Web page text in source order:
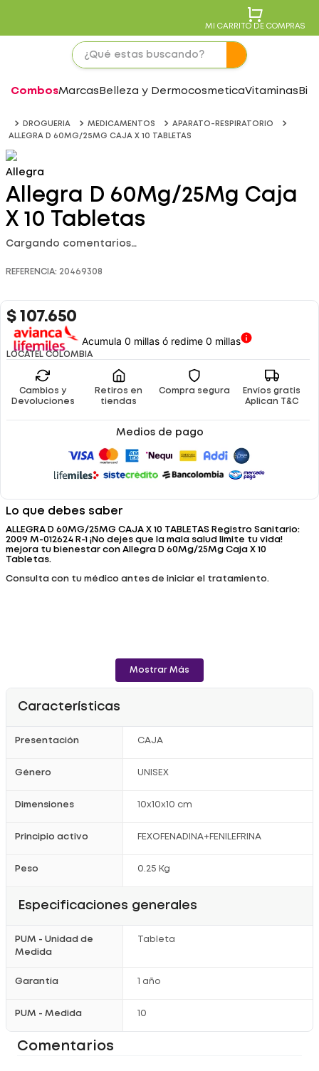
MI CARRITO DE COMPRAS
CombosMarcas Belleza y DermocosmeticaVitaminas
DROGUERIA MEDICAMENTOS
APARATO-RESPIRATORIO
ALLEGRA D 60MG/25MG CAJA X 10 TABLETAS
Allegra
Allegra D 60Mg/25Mg Caja
X 10 Tabletas
Cargando comentarios…
REFERENCIA: 20469308
$ 107.650
Acumula 0 millas ó redime 0 millas
LOCATEL COLOMBIA
Cambios y
Devoluciones
Retiros en
tiendas
Compra segura
Envíos gratis
Aplican T&C
Medios de pago
Lo que debes saber
ALLEGRA D 60MG/25MG CAJA X 10 TABLETAS Registro Sanitario:
2009 M-012624 R-1 ¡No dejes que la mala salud limite tu vida!
mejora tu bienestar con Allegra D 60Mg/25Mg Caja X 10
Tabletas.
Consulta con tu médico antes de iniciar el tratamiento.
Mostrar Más
Características
Presentación CAJA
Género UNISEX
Dimensiones 10x10x10 cm
Principio activo FEXOFENADINA+FENILEFRINA
Peso 0.25 Kg
Especificaciones generales
PUM - Unidad de
Medida
Tableta
Garantía 1 año
PUM - Medida 10
Comentarios